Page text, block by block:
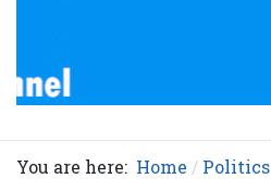
You are here: Home Politics